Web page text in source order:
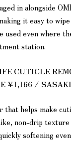
in alongside
it easy to
used even where
station.
CUTICLE
¥1,166 /
that helps make
non-drip texture
softening